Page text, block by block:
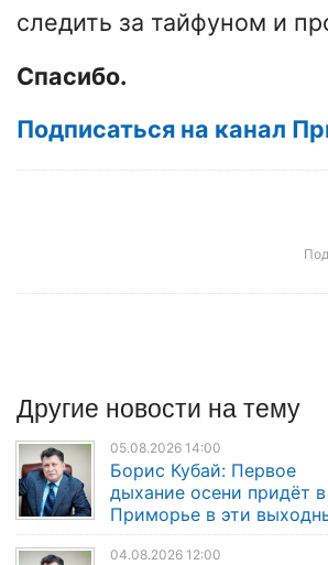
следить за тайфуном и
Спасибо.
Подписаться на канал
Другие новости на тему
05.08.2026 14:00
Борис Кубай: Первое
дыхание осени придёт в
Приморье в эти
04.08.2026 12:00